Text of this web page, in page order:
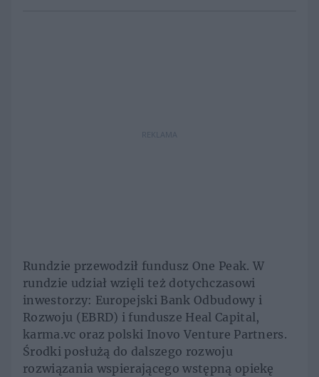
REKLAMA
Rundzie przewodził fundusz One Peak. W
rundzie udział wzięli też dotychczasowi
inwestorzy: Europejski Bank Odbudowy i
Rozwoju (EBRD) i fundusze Heal Capital,
karma.vc oraz polski Inovo Venture Partners.
Środki posłużą do dalszego rozwoju
rozwiązania wspierającego wstępną opiekę